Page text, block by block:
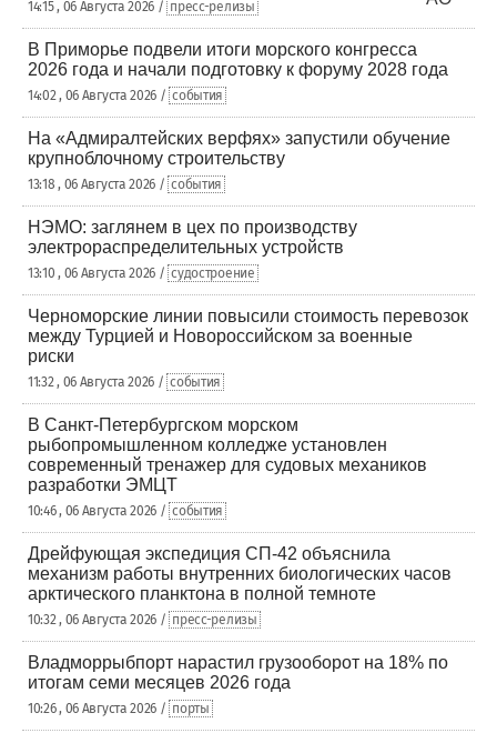
14:15 , 06 Августа 2026 / пресс-релизы
В Приморье подвели итоги морского конгресса
2026 года и начали подготовку к форуму 2028 года
14:02 , 06 Августа 2026 / события
На «Адмиралтейских верфях» запустили обучение
крупноблочному строительству
13:18 , 06 Августа 2026 / события
НЭМО: заглянем в цех по производству
электрораспределительных устройств
13:10 , 06 Августа 2026 / судостроение
Черноморские линии повысили стоимость перевозок
между Турцией и Новороссийском за военные
риски
11:32 , 06 Августа 2026 / события
В Санкт-Петербургском морском
рыбопромышленном колледже установлен
современный тренажер для судовых механиков
разработки ЭМЦТ
10:46 , 06 Августа 2026 / события
Дрейфующая экспедиция СП-42 объяснила
механизм работы внутренних биологических часов
арктического планктона в полной темноте
10:32 , 06 Августа 2026 / пресс-релизы
Владморрыбпорт нарастил грузооборот на 18% по
итогам семи месяцев 2026 года
10:26 , 06 Августа 2026 / порты